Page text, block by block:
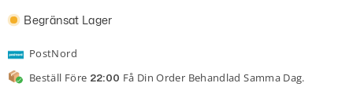
Begränsat Lager
PostNord
Beställ Före 22:00 Få Din Order Behandlad Samma Dag.